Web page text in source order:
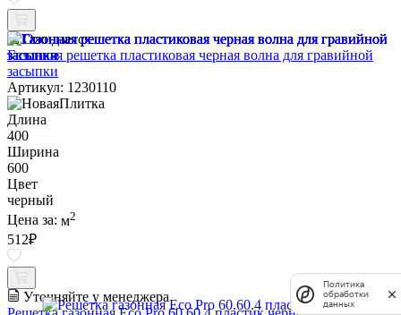
Ожидается
Газонная решетка пластиковая черная волна для гравийной
засыпки
Артикул: 1230110
Длина
400
Ширина
600
Цвет
черный
Цена за: м2
512₽
Уточняйте у менеджера
Политика
обработки
данных